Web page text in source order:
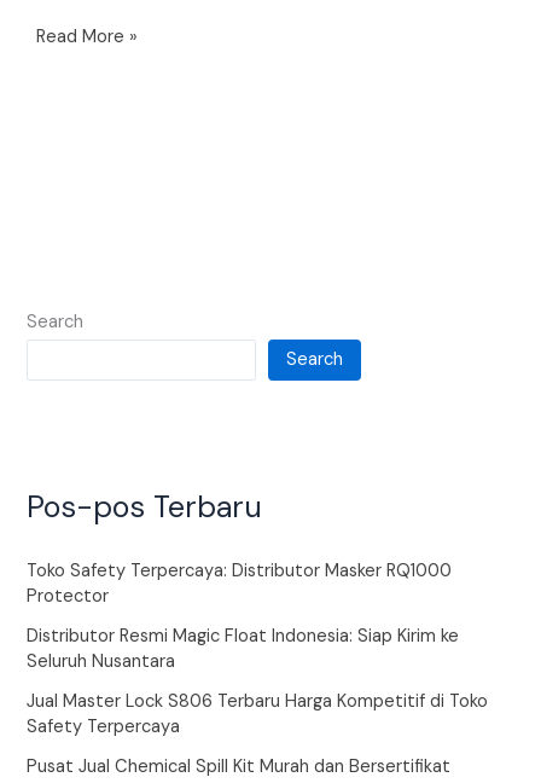
Read More »
Search
Search
Pos-pos Terbaru
Toko Safety Terpercaya: Distributor Masker RQ1000
Protector
Distributor Resmi Magic Float Indonesia: Siap Kirim ke
Seluruh Nusantara
Jual Master Lock S806 Terbaru Harga Kompetitif di Toko
Safety Terpercaya
Pusat Jual Chemical Spill Kit Murah dan Bersertifikat